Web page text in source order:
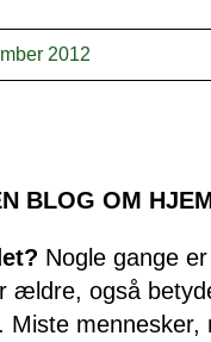
2012
BLOG OM
Nogle gange
ældre, også
Miste mennesker,